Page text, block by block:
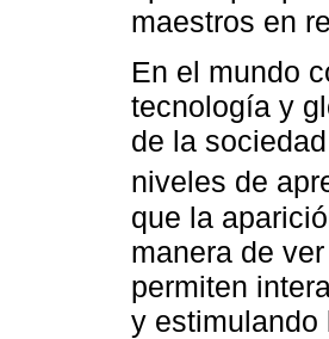
maestros en
En el mundo
tecnología y
de la
niveles de
que la
manera de
permiten
y estimulando